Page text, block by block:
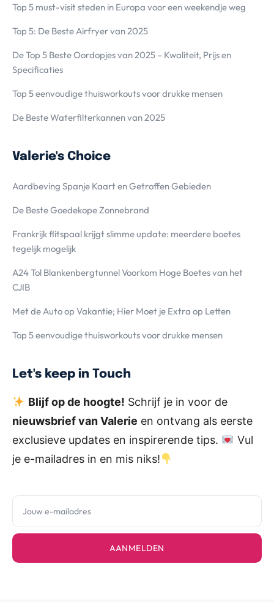
Top 5 must-visit steden in Europa voor een weekendje weg
Top 5: De Beste Airfryer van 2025
De Top 5 Beste Oordopjes van 2025 – Kwaliteit, Prijs en
Specificaties
Top 5 eenvoudige thuisworkouts voor drukke mensen
De Beste Waterfilterkannen van 2025
Valerie's Choice
Aardbeving Spanje Kaart en Getroffen Gebieden
De Beste Goedekope Zonnebrand
Frankrijk flitspaal krijgt slimme update: meerdere boetes
tegelijk mogelijk
A24 Tol Blankenbergtunnel Voorkom Hoge Boetes van het
CJIB
Met de Auto op Vakantie; Hier Moet je Extra op Letten
Top 5 eenvoudige thuisworkouts voor drukke mensen
Let's keep in Touch
Blijf op de hoogte! Schrijf je in voor de
nieuwsbrief van Valerie en ontvang als eerste
exclusieve updates en inspirerende tips.
Vul
je e-mailadres in en mis niks!
AANMELDEN